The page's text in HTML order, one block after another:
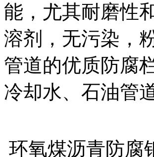
能，尤其耐磨性
溶剂，无污染，
管道的优质防腐
冷却水、石油管
环氧煤沥青防腐